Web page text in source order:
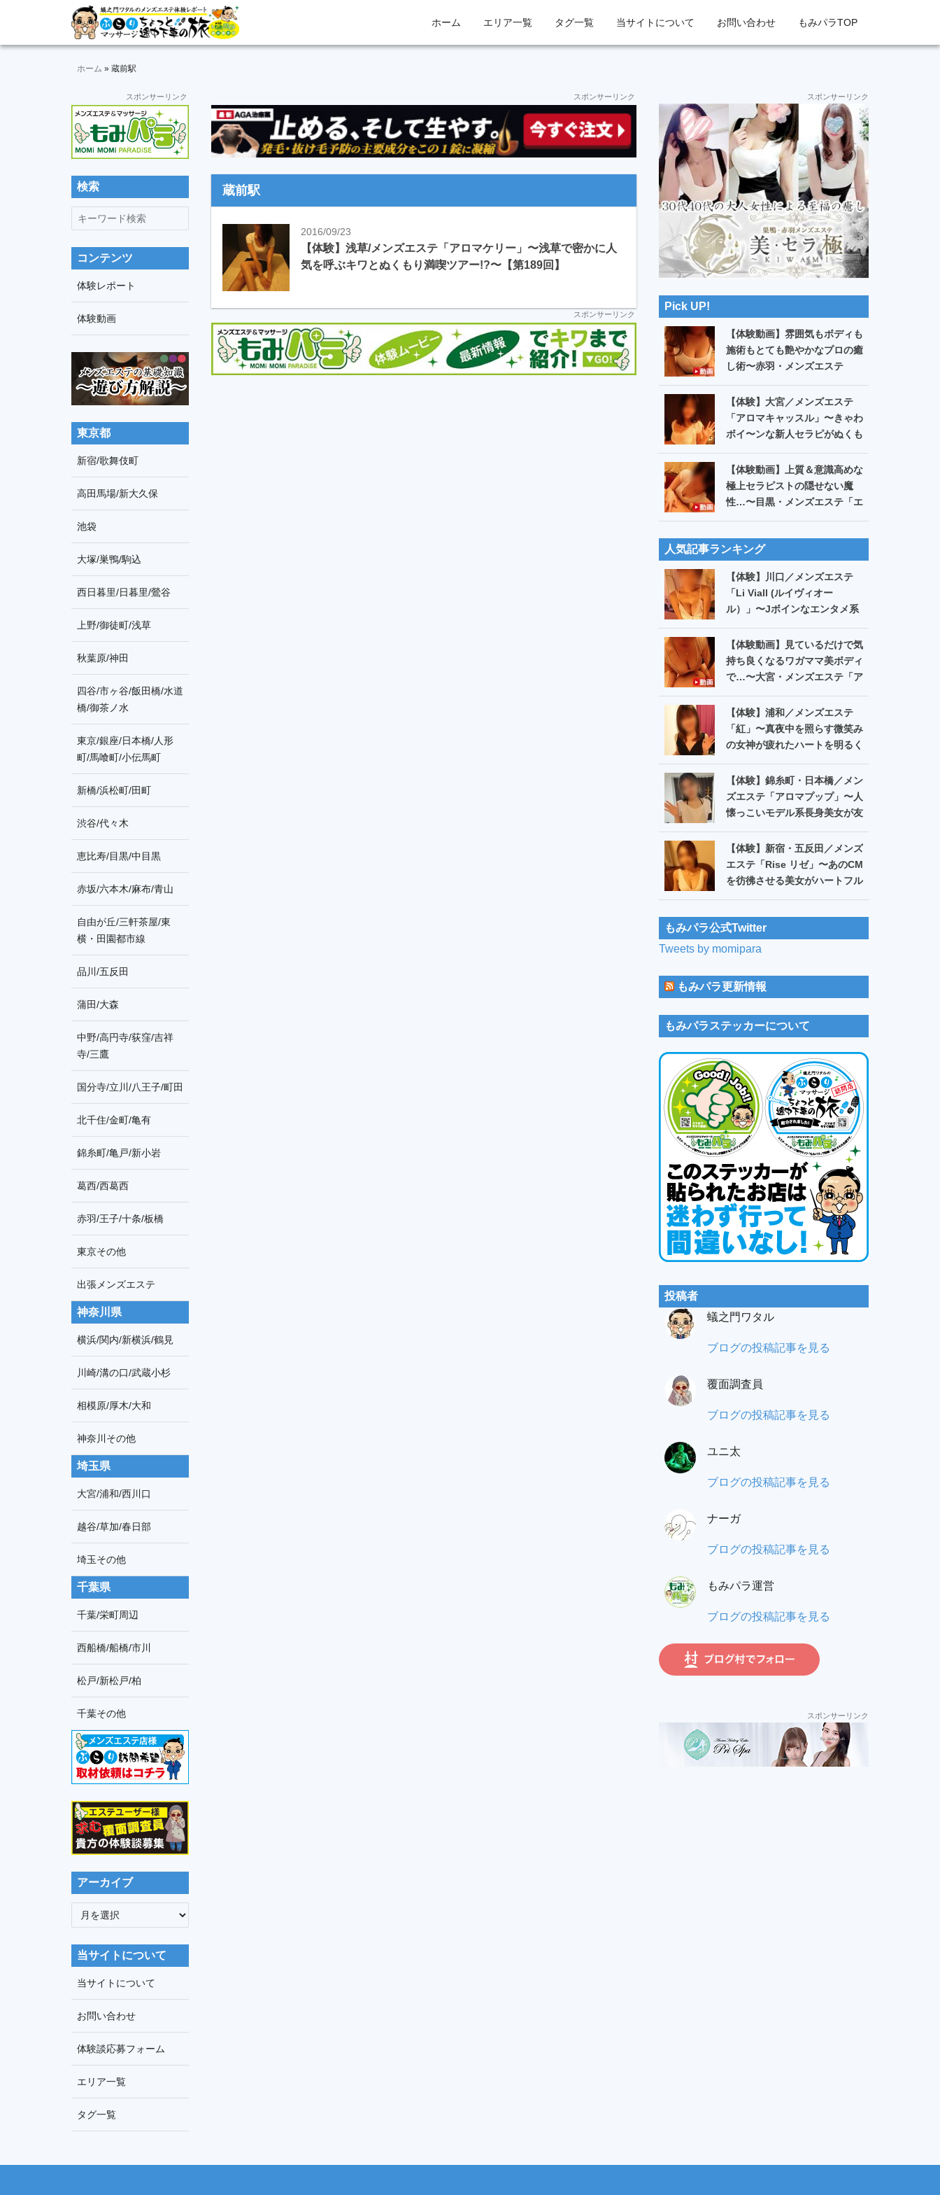
primary
main
primary
secondary
footer
ぶ
ら
マ
ッ
サ
ジ
中
旅
メ
ン
験
レ
ポ
ー
ト
ホーム エリア一覧 タグ一覧 当サイトについて お問い合わせ もみパラTOP
ホーム » 蔵前駅
スポンサーリンク
蔵前駅
2016/09/23
【体験】浅草/メンズエステ「アロマケリー」〜浅草で密かに人
気を呼ぶキワとぬくもり満喫ツアー!?〜【第189回】
スポンサーリンク
の
サ
イ
ド
バ
ー
スポンサーリンク
Pick UP!
【体験動画】雰囲気もボディも
施術もとても艶やかなプロの癒
し術〜赤羽・メンズエステ
【体験】大宮／メンズエステ
「アロマキャッスル」〜きゃわ
ボイ〜ンな新人セラピがぬくも
515回】
【体験動画】上質＆意識高めな
極上セラピストの隠せない魔
性…〜目黒・メンズエステ「エ
人気記事ランキング
【体験】川口／メンズエステ
「Li Viall (ルイヴィオー
ル）」〜Jボインなエンタメ系
キウキ!?〜【第551回】
【体験動画】見ているだけで気
持ち良くなるワガママ美ボディ
で…〜大宮・メンズエステ「ア
【体験】浦和／メンズエステ
「紅」〜真夜中を照らす微笑み
の女神が疲れたハートを明るく
【体験】錦糸町・日本橋／メン
ズエステ「アロマプップ」〜人
懐っこいモデル系長身美女が友
【第550回】
【体験】新宿・五反田／メンズ
エステ「Rise リゼ」〜あのCM
を彷彿させる美女がハートフル
もみパラ公式Twitter
Tweets by momipara
もみパラ更新情報
もみパラステッカーについて
投稿者
蟻之門ワタル
蟻
門
ワ
ル:
ブログの投稿記事を見る
覆面調査員
も
パ
面
査
ブログの投稿記事を見る
ユニ太
ユ
太:
ブログの投稿記事を見る
ナーガ
ナ
ガ:
ブログの投稿記事を見る
もみパラ運営
も
パ
ラ
ブログの投稿記事を見る
スポンサーリンク
カ
ン
ダ
リ
ー
サ
イ
ド
ー
スポンサーリンク
検索
キ
ワ
ー
ド
検
索
コンテンツ
体験レポート
体験動画
東京都
新宿/歌舞伎町
高田馬場/新大久保
池袋
大塚/巣鴨/駒込
西日暮里/日暮里/鶯谷
上野/御徒町/浅草
秋葉原/神田
四谷/市ヶ谷/飯田橋/水道
橋/御茶ノ水
東京/銀座/日本橋/人形
町/馬喰町/小伝馬町
新橋/浜松町/田町
渋谷/代々木
恵比寿/目黒/中目黒
赤坂/六本木/麻布/青山
自由が丘/三軒茶屋/東
横・田園都市線
品川/五反田
蒲田/大森
中野/高円寺/荻窪/吉祥
寺/三鷹
国分寺/立川/八王子/町田
北千住/金町/亀有
錦糸町/亀戸/新小岩
葛西/西葛西
赤羽/王子/十条/板橋
東京その他
出張メンズエステ
神奈川県
横浜/関内/新横浜/鶴見
川崎/溝の口/武蔵小杉
相模原/厚木/大和
神奈川その他
埼玉県
大宮/浦和/西川口
越谷/草加/春日部
埼玉その他
千葉県
千葉/栄町周辺
西船橋/船橋/市川
松戸/新松戸/柏
千葉その他
アーカイブ
ア
ー
カ
イ
ブ
当サイトについて
当サイトについて
お問い合わせ
体験談応募フォーム
エリア一覧
タグ一覧